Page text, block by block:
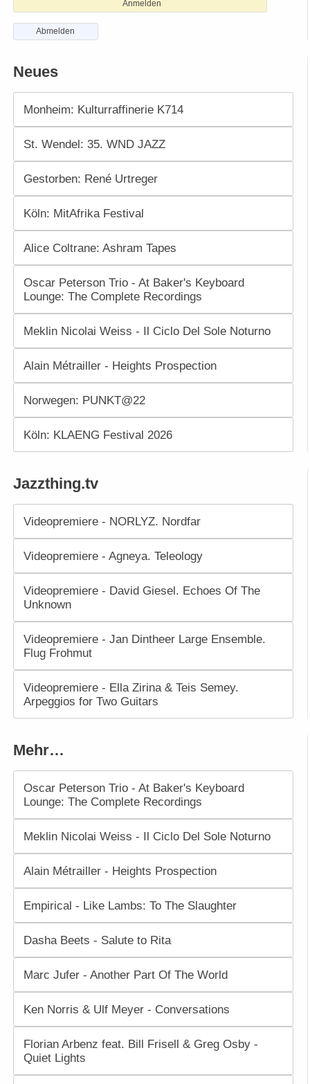
Anmelden
Abmelden
Neues
Monheim: Kulturraffinerie K714
St. Wendel: 35. WND JAZZ
Gestorben: René Urtreger
Köln: MitAfrika Festival
Alice Coltrane: Ashram Tapes
Oscar Peterson Trio - At Baker's Keyboard
Lounge: The Complete Recordings
Meklin Nicolai Weiss - Il Ciclo Del Sole Noturno
Alain Métrailler - Heights Prospection
Norwegen: PUNKT@22
Köln: KLAENG Festival 2026
Jazzthing.tv
Videopremiere - NORLYZ. Nordfar
Videopremiere - Agneya. Teleology
Videopremiere - David Giesel. Echoes Of The
Unknown
Videopremiere - Jan Dintheer Large Ensemble.
Flug Frohmut
Videopremiere - Ella Zirina & Teis Semey.
Arpeggios for Two Guitars
Mehr…
Oscar Peterson Trio - At Baker's Keyboard
Lounge: The Complete Recordings
Meklin Nicolai Weiss - Il Ciclo Del Sole Noturno
Alain Métrailler - Heights Prospection
Empirical - Like Lambs: To The Slaughter
Dasha Beets - Salute to Rita
Marc Jufer - Another Part Of The World
Ken Norris & Ulf Meyer - Conversations
Florian Arbenz feat. Bill Frisell & Greg Osby -
Quiet Lights